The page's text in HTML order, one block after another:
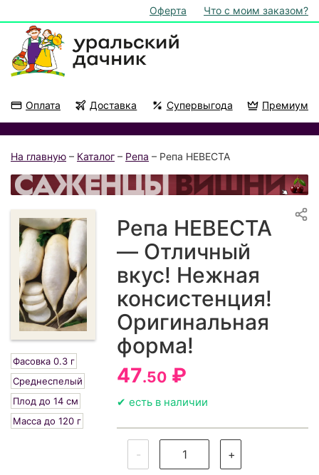
Оферта Что с моим заказом?
Оплата Доставка Супервыгода Премиум
На главную – Каталог – Репа – Репа НЕВЕСТА
Фасовка 0.3 г
Среднеспелый
Плод до 14 см
Масса до 120 г
Репа НЕВЕСТА
— Отличный
вкус! Нежная
консистенция!
Оригинальная
форма!
47.50 ₽
✔ есть в наличии
- +